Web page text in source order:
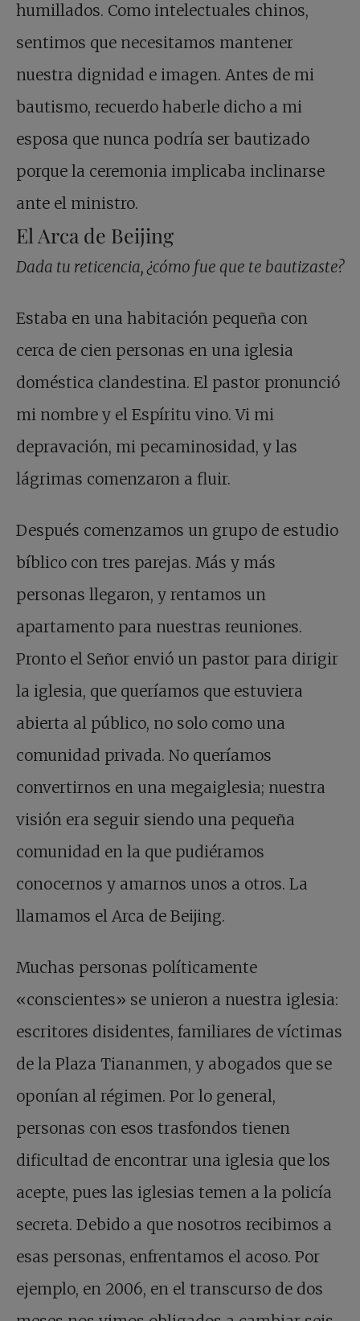
humillados. Como intelectuales chinos,
sentimos que necesitamos mantener
nuestra dignidad e imagen. Antes de mi
bautismo, recuerdo haberle dicho a mi
esposa que nunca podría ser bautizado
porque la ceremonia implicaba inclinarse
ante el ministro.
El Arca de Beijing
Dada tu reticencia, ¿cómo fue que te bautizaste?
Estaba en una habitación pequeña con
cerca de cien personas en una iglesia
doméstica clandestina. El pastor pronunció
mi nombre y el Espíritu vino. Vi mi
depravación, mi pecaminosidad, y las
lágrimas comenzaron a fluir.
Después comenzamos un grupo de estudio
bíblico con tres parejas. Más y más
personas llegaron, y rentamos un
apartamento para nuestras reuniones.
Pronto el Señor envió un pastor para dirigir
la iglesia, que queríamos que estuviera
abierta al público, no solo como una
comunidad privada. No queríamos
convertirnos en una megaiglesia; nuestra
visión era seguir siendo una pequeña
comunidad en la que pudiéramos
conocernos y amarnos unos a otros. La
llamamos el Arca de Beijing.
Muchas personas políticamente
«conscientes» se unieron a nuestra iglesia:
escritores disidentes, familiares de víctimas
de la Plaza Tiananmen, y abogados que se
oponían al régimen. Por lo general,
personas con esos trasfondos tienen
dificultad de encontrar una iglesia que los
acepte, pues las iglesias temen a la policía
secreta. Debido a que nosotros recibimos a
esas personas, enfrentamos el acoso. Por
ejemplo, en 2006, en el transcurso de dos